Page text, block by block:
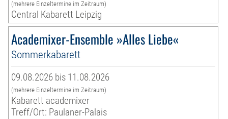
(mehrere Einzeltermine im Zeitraum)
Central Kabarett Leipzig
Academixer-Ensemble »Alles Liebe«
Sommerkabarett
09.08.2026 bis 11.08.2026
(mehrere Einzeltermine im Zeitraum)
Kabarett academixer
Treff/Ort: Paulaner-Palais